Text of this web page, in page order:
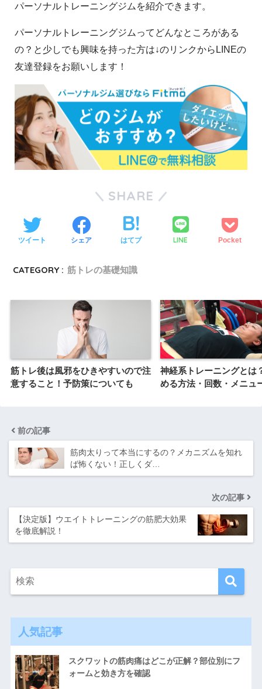
パーソナルトレーニングジムを紹介できます。
パーソナルトレーニングジムってどんなところがある
の？と少しでも興味を持った方は↓のリンクからLINEの
友達登録をお願いします！
SHARE
ツイート シェア はてブ LINE Pocket
CATEGORY : 筋トレの基礎知識
筋トレ後は風邪をひきやすいので注
意すること！予防策についても
神経系トレーニングとは
める方法・回数・メニュ
前の記事
筋肉太りって本当にするの？メカニズムを知れ
ば怖くない！正しくダ…
次の記事
【決定版】ウエイトトレーニングの筋肥大効果
を徹底解説！
人気記事
スクワットの筋肉痛はどこが正解？部位別にフ
ォームと効き方を確認